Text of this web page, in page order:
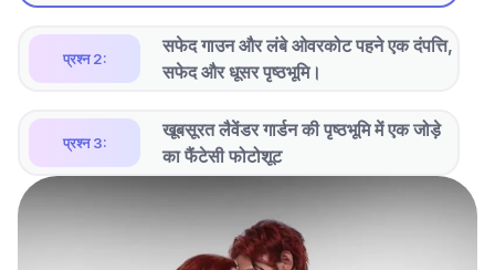
प्रश्न 2:
सफेद गाउन और लंबे ओवरकोट पहने एक दंपत्ति,
सफेद और धूसर पृष्ठभूमि।
प्रश्न 3:
खूबसूरत लैवेंडर गार्डन की पृष्ठभूमि में एक जोड़े
का फैंटेसी फोटोशूट